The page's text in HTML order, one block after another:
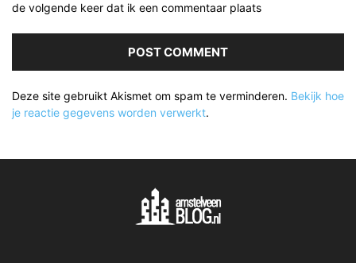
de volgende keer dat ik een commentaar plaats
Deze site gebruikt Akismet om spam te verminderen. Bekijk hoe
je reactie gegevens worden verwerkt.